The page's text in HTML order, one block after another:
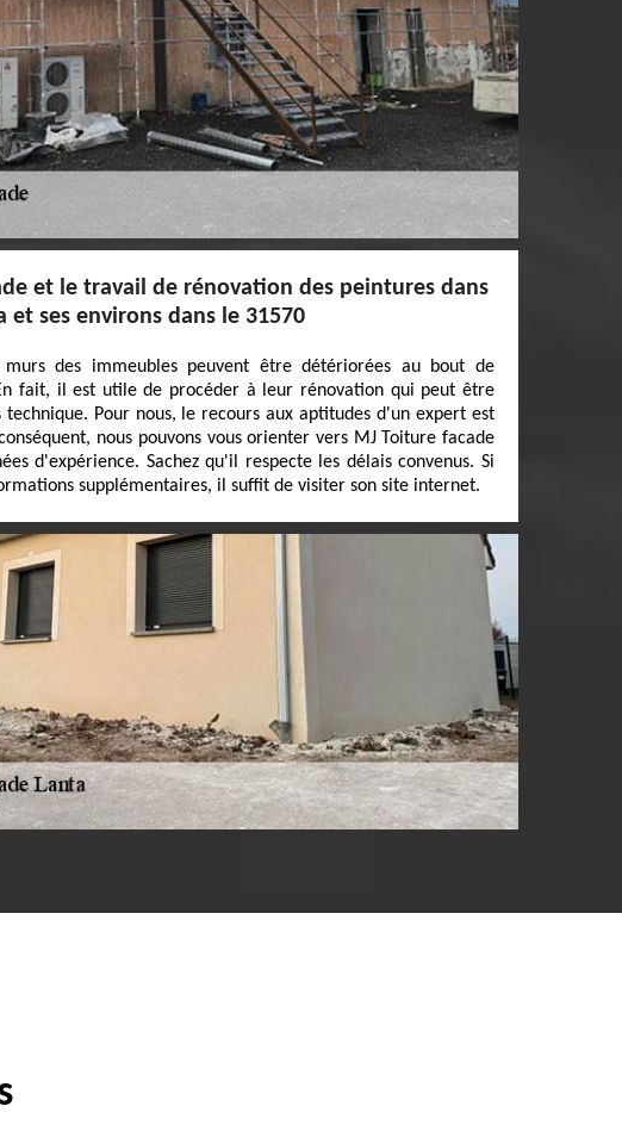
et le travail de rénovation des peintures dans
et ses environs dans le 31570
murs des immeubles peuvent être détériorées au bout de
fait, il est utile de procéder à leur rénovation qui peut être
Pour nous, le recours aux aptitudes d'un expert est
nous pouvons vous orienter vers MJ Toiture facade
d'expérience. Sachez qu'il respecte les délais convenus. Si
supplémentaires, il suffit de visiter son site internet.